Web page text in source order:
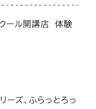
クール開講店 体験
ーズ、ふらっとろっ